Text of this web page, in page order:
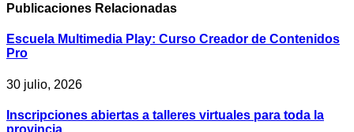
Publicaciones Relacionadas
Escuela Multimedia Play: Curso Creador de Contenidos
Pro
30 julio, 2026
Inscripciones abiertas a talleres virtuales para toda la
provincia